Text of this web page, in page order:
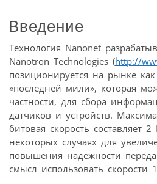
Введение
Технология Nanonet
Nanotron Technologies (http://
позиционируется на рынке
«последней мили», которая
частности, для сбора
датчиков и устройств.
битовая скорость составляет
некоторых случаях для
повышения надежности
смысл использовать